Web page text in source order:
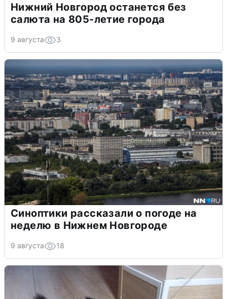
Нижний Новгород останется без
салюта на 805-летие города
9 августа 3
Синоптики рассказали о погоде на
неделю в Нижнем Новгороде
9 августа 18